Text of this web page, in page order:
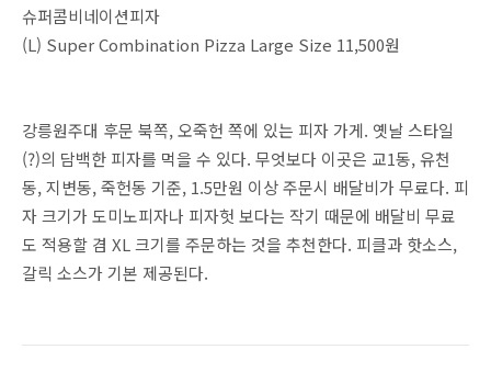
슈퍼콤비네이션피자
(L) Super Combination Pizza Large Size 11,500원
강릉원주대 후문 북쪽, 오죽헌 쪽에 있는 피자 가게. 옛날 스타일
(?)의 담백한 피자를 먹을 수 있다. 무엇보다 이곳은 교1동, 유천
동, 지변동, 죽헌동 기준, 1.5만원 이상 주문시 배달비가 무료다. 피
자 크기가 도미노피자나 피자헛 보다는 작기 때문에 배달비 무료
도 적용할 겸 XL 크기를 주문하는 것을 추천한다. 피클과 핫소스,
갈릭 소스가 기본 제공된다.